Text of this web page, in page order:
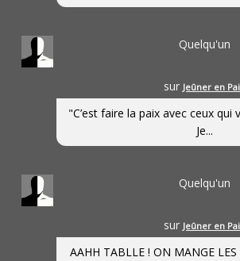
Quelqu'un
sur Jeûner en
"C’est faire la paix avec ceux
Je...
Quelqu'un
sur Jeûner en
AAHH TABLLE ! ON MANGE